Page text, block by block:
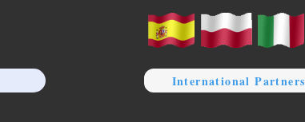
International Partners